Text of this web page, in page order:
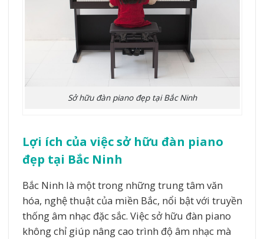
Sở hữu đàn piano đẹp tại Bắc Ninh
Lợi ích của việc sở hữu đàn piano
đẹp tại Bắc Ninh
Bắc Ninh là một trong những trung tâm văn
hóa, nghệ thuật của miền Bắc, nổi bật với truyền
thống âm nhạc đặc sắc. Việc sở hữu đàn piano
không chỉ giúp nâng cao trình độ âm nhạc mà